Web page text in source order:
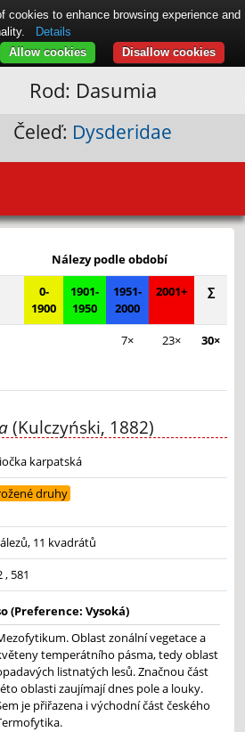
Rod: Dasumia
Čeleď: Dysderidae
Leaflet|© Seznam.cz a.s. a další
Nálezy podle období
0-
1900
1901-
1950
1951-
2000
2001+ ∑
7× 23× 30×
(Kulczyński, 1882)
karpatská
druhy
11 kvadrátů
, 581
(Preference: Vysoká)
Oblast zonální vegetace a
temperátního pásma, tedy oblast
listnatých lesů. Značnou část
oblasti zaujímají dnes pole a louky.
je přiřazena i východní část českého
cookies to enhance browsing experience and
Details
Disallow cookies
Allow cookies